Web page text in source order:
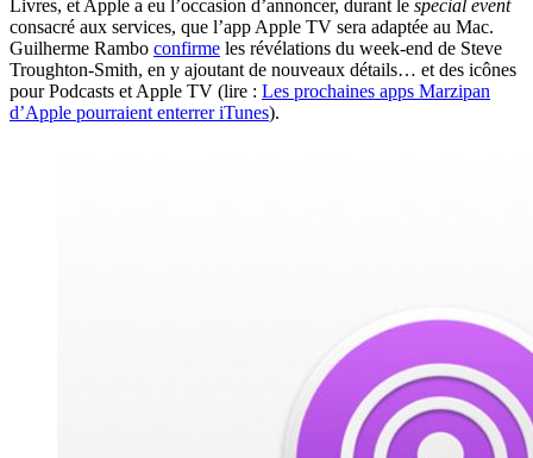
Livres, et Apple a eu l’occasion d’annoncer, durant le special event
consacré aux services, que l’app Apple TV sera adaptée au Mac.
Guilherme Rambo confirme les révélations du week-end de Steve
Troughton-Smith, en y ajoutant de nouveaux détails… et des icônes
pour Podcasts et Apple TV (lire : Les prochaines apps Marzipan
d’Apple pourraient enterrer iTunes).